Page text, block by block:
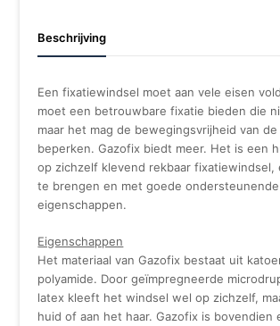
Beschrijving
Een fixatiewindsel moet aan vele eisen
moet een betrouwbare fixatie bieden die
maar het mag de bewegingsvrijheid van
beperken. Gazofix biedt meer. Het is een
op zichzelf klevend rekbaar fixatiewindsel,
te brengen en met goede ondersteunende
eigenschappen.
Eigenschappen
Het materiaal van Gazofix bestaat uit
polyamide. Door geïmpregneerde
latex kleeft het windsel wel op zichzelf,
huid of aan het haar. Gazofix is bovendien